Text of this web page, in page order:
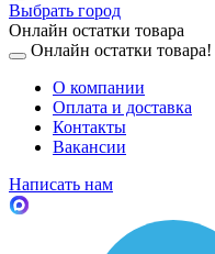
Выбрать город
Онлайн остатки товара
Онлайн остатки товара!
О компании
Оплата и доставка
Контакты
Вакансии
Написать нам